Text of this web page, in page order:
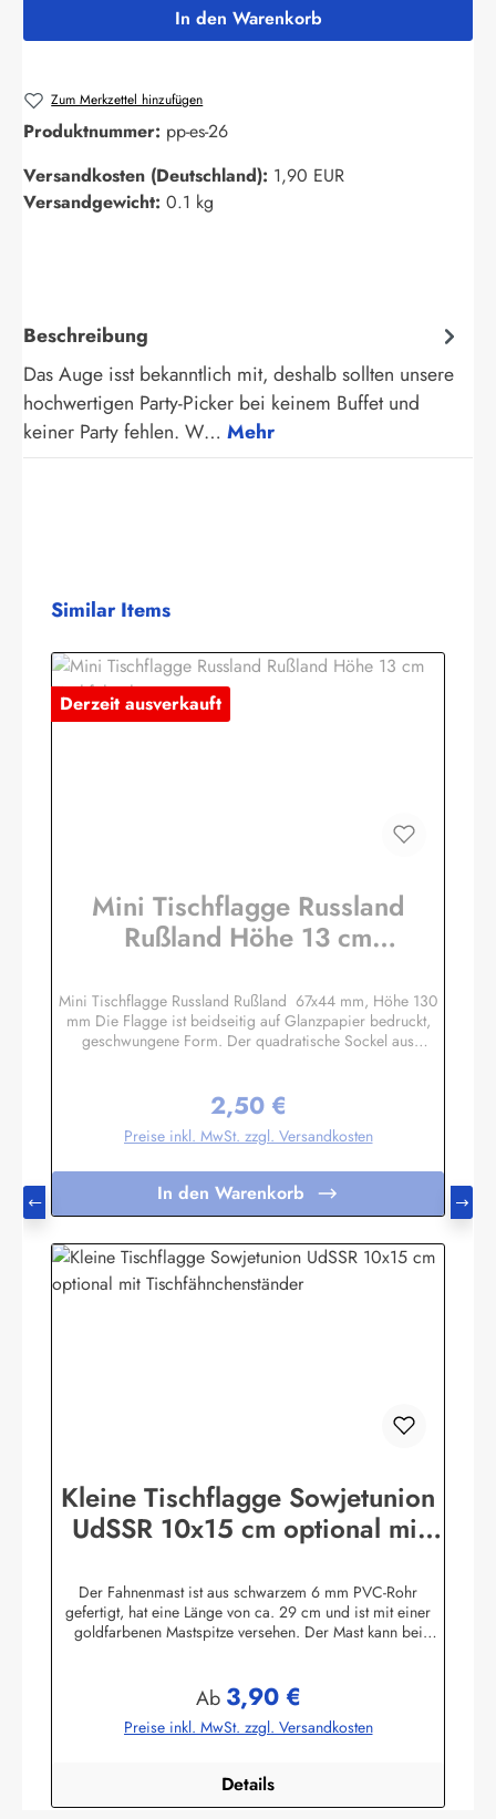
In den Warenkorb
Zum Merkzettel hinzufügen
Produktnummer: pp-es-26
Versandkosten (Deutschland): 1,90 EUR
Versandgewicht: 0.1 kg
Beschreibung
Das Auge isst bekanntlich mit, deshalb sollten unsere
hochwertigen Party-Picker bei keinem Buffet und
keiner Party fehlen. W… Mehr
Produktgalerie überspringen
Similar Items
Derzeit ausverkauft
Mini Tischflagge Russland
Rußland Höhe 13 cm
Mini Tischflagge Russland Rußland 67x44 mm, Höhe 130
mm Die Flagge ist beidseitig auf Glanzpapier bedruckt,
geschwungene Form. Der quadratische Sockel aus
wird. Auf den 4 schrägen Flächen können Sie bei Bedarf
kleine Schildchen anbringen. Somit eignet sich diese
Tischflagge auch hervorragend als Werbegeschenk oder
lieferbar. Unser Standardprogramm umfasst alle Nationen,
deutsche und österreichische Bundesländer, Regionen und
Sondermotive wie Regenbogen, Pirat
etc.Sonderanfertigungen nach Ihren Vorgaben sind bereits
in Kleinstauflagen ab 20 Stück pro Motiv möglich,
Einzelheiten auf Anfrage.
Regulärer Preis:
2,50 €
Preise inkl. MwSt. zzgl. Versandkosten
In den Warenkorb
Kleine Tischflagge Sowjetunion
UdSSR 10x15 cm optional mit
Der Fahnenmast ist aus schwarzem 6 mm PVC-Rohr
gefertigt, hat eine Länge von ca. 29 cm und ist mit einer
goldfarbenen Mastspitze versehen. Der Mast kann bei
im Durchdruckverfahren gefertigt, die Farbunterschiede
zwischen Vorder- und Rückseite sind mit bloßem Auge
kaum erkennbar. Die Kanten sind heiß geschnitten und
können mit 30 Grad gewaschen und mit niedriger
Temperatur (Polyesterstoff) gebügelt werden. .Wählen Sie
bei Bedarf einen Ständer: .Der Fuß des Holz
Regulärer Preis:
Ab 3,90 €
Preise inkl. MwSt. zzgl. Versandkosten
Details